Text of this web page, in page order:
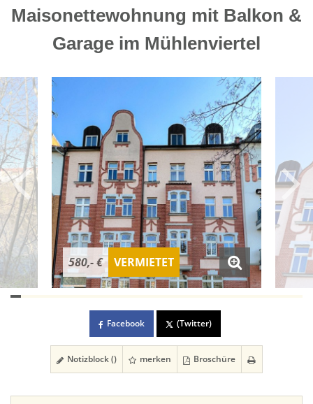
Maisonettewohnung mit Balkon &
Garage im Mühlenviertel
580,- € VERMIETET
Facebook (Twitter)
Notizblock () merken Broschüre